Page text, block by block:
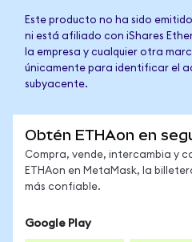
Este producto no ha sido
ni está afiliado con iShares
la empresa y cualquier otra
únicamente para identificar el
subyacente.
Obtén ETHAon en
Compra, vende, intercambia y
ETHAon en MetaMask, la
más confiable.
Google Play